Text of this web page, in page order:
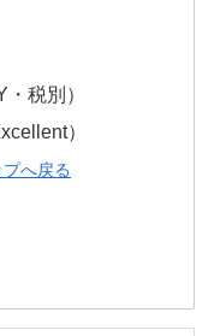
税別）
）
へ戻る